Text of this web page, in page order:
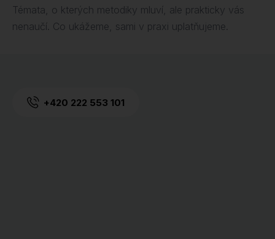
Témata, o kterých metodiky mluví, ale prakticky vás
nenaučí. Co ukážeme, sami v praxi uplatňujeme.
+420 222 553 101